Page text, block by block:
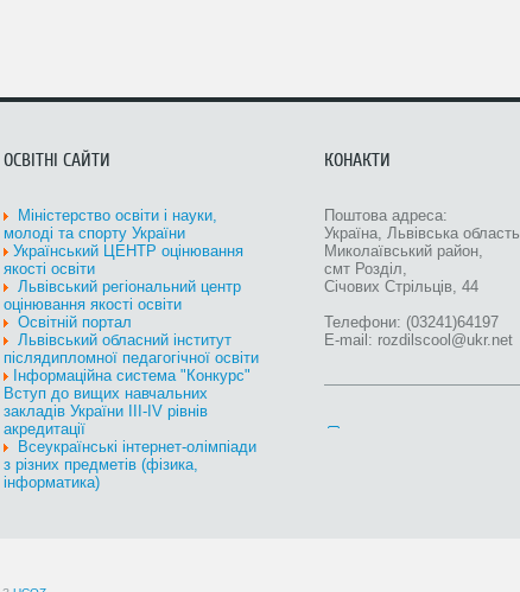
ОСВІТНІ САЙТИ
Міністерство oсвіти і науки,
молоді та спорту України
Український ЦЕНТР оцінювання
якості освіти
Львівський регіональний центр
оцінювання якості освіти
Освітній портал
Львівський обласний інститут
післядипломної педагогічної освіти
Інформаційна система "Конкурс"
Вступ до вищих навчальних
закладів України III-IV рівнів
акредитації
Всеукраїнські інтернет-олімпіади
з різних предметів (фізика,
інформатика)
КОНАКТИ
Поштова адреса:
Україна, Львівська область,
Миколаївський район,
смт Розділ,
Січових Стрільців, 44
Телефони: (03241)64197
E-mail: rozdilscool@ukr.net